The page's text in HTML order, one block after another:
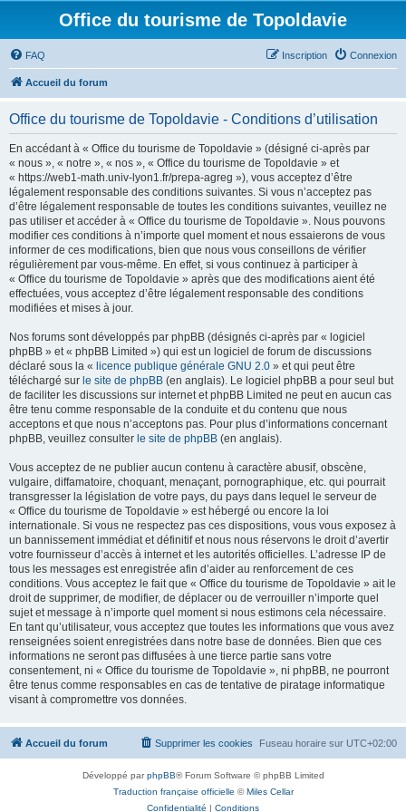
Office du tourisme de Topoldavie
FAQ Connexion
Inscription
Accueil du forum
Office du tourisme de Topoldavie - Conditions d’utilisation
En accédant à « Office du tourisme de Topoldavie » (désigné ci-après par
« nous », « notre », « nos », « Office du tourisme de Topoldavie » et
« https://web1-math.univ-lyon1.fr/prepa-agreg »), vous acceptez d’être
légalement responsable des conditions suivantes. Si vous n’acceptez pas
d’être légalement responsable de toutes les conditions suivantes, veuillez ne
pas utiliser et accéder à « Office du tourisme de Topoldavie ». Nous pouvons
modifier ces conditions à n’importe quel moment et nous essaierons de vous
informer de ces modifications, bien que nous vous conseillons de vérifier
régulièrement par vous-même. En effet, si vous continuez à participer à
« Office du tourisme de Topoldavie » après que des modifications aient été
effectuées, vous acceptez d’être légalement responsable des conditions
modifiées et mises à jour.
Nos forums sont développés par phpBB (désignés ci-après par « logiciel
phpBB » et « phpBB Limited ») qui est un logiciel de forum de discussions
déclaré sous la « licence publique générale GNU 2.0 » et qui peut être
téléchargé sur le site de phpBB (en anglais). Le logiciel phpBB a pour seul but
de faciliter les discussions sur internet et phpBB Limited ne peut en aucun cas
être tenu comme responsable de la conduite et du contenu que nous
acceptons et que nous n’acceptons pas. Pour plus d’informations concernant
phpBB, veuillez consulter le site de phpBB (en anglais).
Vous acceptez de ne publier aucun contenu à caractère abusif, obscène,
vulgaire, diffamatoire, choquant, menaçant, pornographique, etc. qui pourrait
transgresser la législation de votre pays, du pays dans lequel le serveur de
« Office du tourisme de Topoldavie » est hébergé ou encore la loi
internationale. Si vous ne respectez pas ces dispositions, vous vous exposez à
un bannissement immédiat et définitif et nous nous réservons le droit d’avertir
votre fournisseur d’accès à internet et les autorités officielles. L’adresse IP de
tous les messages est enregistrée afin d’aider au renforcement de ces
conditions. Vous acceptez le fait que « Office du tourisme de Topoldavie » ait le
droit de supprimer, de modifier, de déplacer ou de verrouiller n’importe quel
sujet et message à n’importe quel moment si nous estimons cela nécessaire.
En tant qu’utilisateur, vous acceptez que toutes les informations que vous avez
renseignées soient enregistrées dans notre base de données. Bien que ces
informations ne seront pas diffusées à une tierce partie sans votre
consentement, ni « Office du tourisme de Topoldavie », ni phpBB, ne pourront
être tenus comme responsables en cas de tentative de piratage informatique
visant à compromettre vos données.
Accueil du forum Fuseau horaire sur UTC+02:00
Supprimer les cookies
Développé parphpBB® Forum Software © phpBB Limited
Traduction française officielle ©Miles Cellar
Confidentialité | Conditions